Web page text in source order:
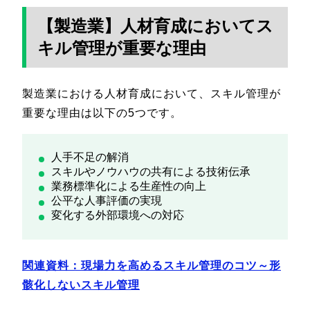
【製造業】人材育成においてス
キル管理が重要な理由
製造業における人材育成において、スキル管理が
重要な理由は以下の5つです。
人手不足の解消
スキルやノウハウの共有による技術伝承
業務標準化による生産性の向上
公平な人事評価の実現
変化する外部環境への対応
関連資料：現場力を高めるスキル管理のコツ～形
骸化しないスキル管理